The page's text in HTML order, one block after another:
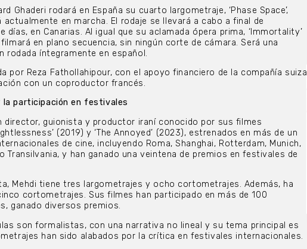
Ghaderi rodará en España su cuarto largometraje, ‘Phase Space’,
en marcha. El rodaje se llevará a cabo a final de
días, en Canarias. Al igual que su aclamada ópera prima, ‘Immortality’
filmará en plano secuencia, sin ningún corte de cámara. Será una
rodada íntegramente en español.
por Reza Fathollahipour, con el apoyo financiero de la compañía suiza
con un coproductor francés.
la participación en festivales
director, guionista y productor iraní conocido por sus filmes
(2019) y ‘The Annoyed’ (2023), estrenados en más de un
de cine, incluyendo Roma, Shanghai, Rotterdam, Munich,
Transilvania, y han ganado una veintena de premios en festivales de
Mehdi tiene tres largometrajes y ocho cortometrajes. Además, ha
cortometrajes. Sus filmes han participado en más de 100
ganado diversos premios.
son formalistas, con una narrativa no lineal y su tema principal es
han sido alabados por la crítica en festivales internacionales.